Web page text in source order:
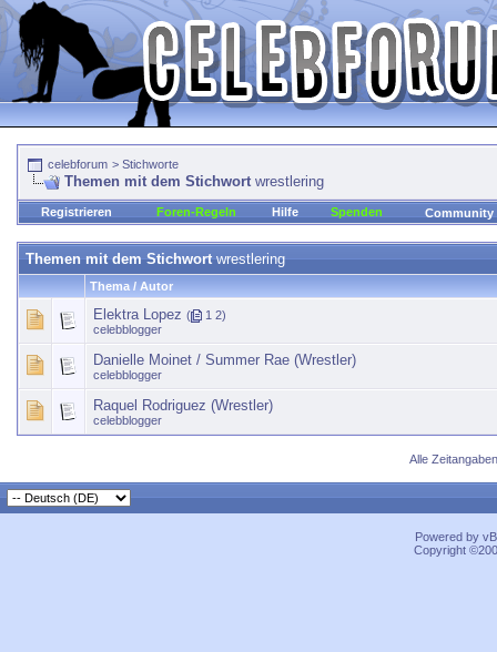
celebforum > Stichworte
Themen mit dem Stichwort wrestlering
Registrieren Foren-Regeln Hilfe Spenden Community
Themen mit dem Stichwortwrestlering
Thema / Autor
Elektra Lopez ( 1 2)
celebblogger
Danielle Moinet / Summer Rae (Wrestler)
celebblogger
Raquel Rodriguez (Wrestler)
celebblogger
Alle
Powered by
Copyright